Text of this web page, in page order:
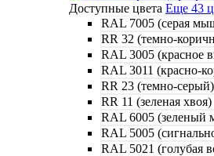
Доступные цвета Еще 43
RAL 7005 (серая
RR 32 (темно-
RAL 3005 (красное
RAL 3011 (красно-
RR 23 (темно-серый)
RR 11 (зеленая хвоя)
RAL 6005 (зеленый
RAL 5005
RAL 5021 (голубая